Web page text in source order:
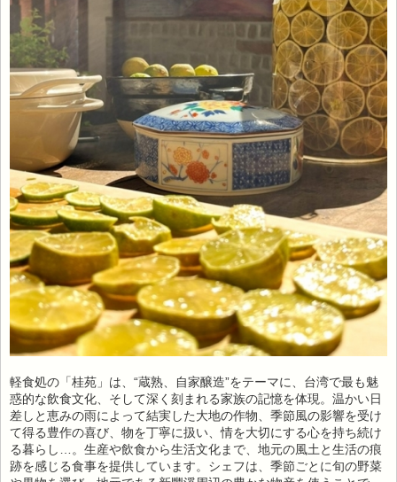
軽食処の「桂苑」は、“蔵熟、自家醸造”をテーマに、台湾で最も魅
惑的な飲食文化、そして深く刻まれる家族の記憶を体現。温かい日
差しと恵みの雨によって結実した大地の作物、季節風の影響を受け
て得る豊作の喜び、物を丁寧に扱い、情を大切にする心を持ち続け
る暮らし…。生産や飲食から生活文化まで、地元の風土と生活の痕
跡を感じる食事を提供しています。シェフは、季節ごとに旬の野菜